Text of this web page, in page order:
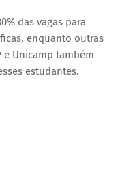
das vagas para
enquanto outras
e Unicamp também
estudantes.